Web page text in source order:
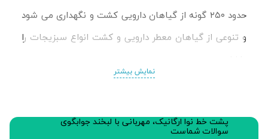
حدود ۲۵۰ گونه از گیاهان دارویی کشت و نگهداری می شود
و تنوعی از گیاهان معطر دارویی و کشت انواع سبزیجات را
ضد تشنج و کاهنده قند خون است.
نمایش بیشتر
پشت خط نوا ارگانیک، مهربانی با لبخند جوابگوی
سوالات شماست